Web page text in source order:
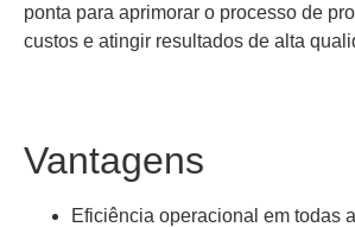
ponta para aprimorar o processo de
custos e atingir resultados de alta
Vantagens
Eficiência operacional em todas